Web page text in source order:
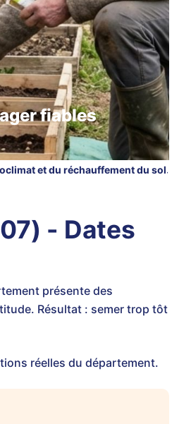
fiables
et du réchauffement du sol.
- Dates
présente des
Résultat : semer trop tôt
réelles du département.